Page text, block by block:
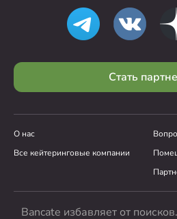
Стать
О нас
Все кейтеринговые компании
Bancate избавляет от